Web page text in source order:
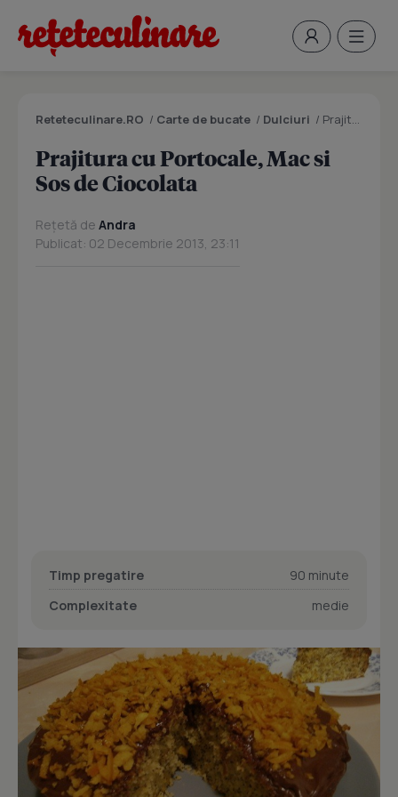
Reteteculinare.RO / Carte de bucate / Dulciuri / Prajitura cu Portocale, Mac si Sos de Ciocolata
Prajitura cu Portocale, Mac si
Sos de Ciocolata
Rețetă de Andra
Publicat: 02 Decembrie 2013, 23:11
Timp pregatire
90 minute
Complexitate
medie